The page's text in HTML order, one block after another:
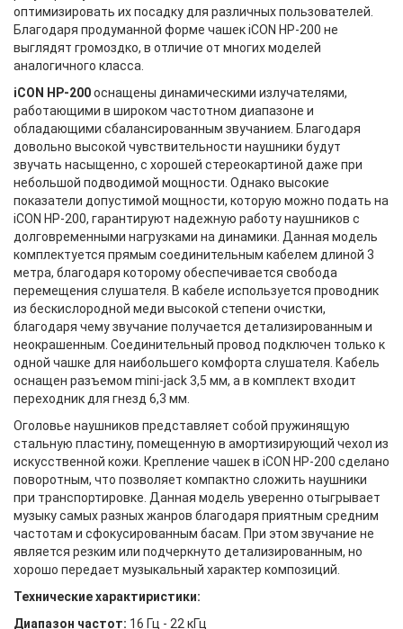
оптимизировать их посадку для различных пользователей.
Благодаря продуманной форме чашек iCON HP-200 не
выглядят громоздко, в отличие от многих моделей
аналогичного класса.
iCON HP-200оснащены динамическими излучателями,
работающими в широком частотном диапазоне и
обладающими сбалансированным звучанием. Благодаря
довольно высокой чувствительности наушники будут
звучать насыщенно, с хорошей стереокартиной даже при
небольшой подводимой мощности. Однако высокие
показатели допустимой мощности, которую можно подать на
iCON HP-200, гарантируют надежную работу наушников с
долговременными нагрузками на динамики. Данная модель
комплектуется прямым соединительным кабелем длиной 3
метра, благодаря которому обеспечивается свобода
перемещения слушателя. В кабеле используется проводник
из бескислородной меди высокой степени очистки,
благодаря чему звучание получается детализированным и
неокрашенным. Соединительный провод подключен только к
одной чашке для наибольшего комфорта слушателя. Кабель
оснащен разъемом mini-jack 3,5 мм, а в комплект входит
переходник для гнезд 6,3 мм.
Оголовье наушников представляет собой пружинящую
стальную пластину, помещенную в амортизирующий чехол из
искусственной кожи. Крепление чашек в iCON HP-200 сделано
поворотным, что позволяет компактно сложить наушники
при транспортировке. Данная модель уверенно отыгрывает
музыку самых разных жанров благодаря приятным средним
частотам и сфокусированным басам. При этом звучание не
является резким или подчеркнуто детализированным, но
хорошо передает музыкальный характер композиций.
Технические характиристики:
Диапазон частот: 16 Гц - 22 кГц